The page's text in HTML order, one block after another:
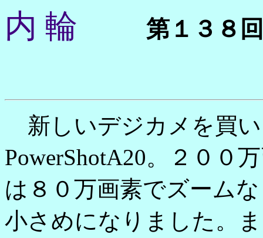
内 輪 第１３８回
新しいデジカメを買
PowerShotA20。２００
は８０万画素でズーム
小さめになりました。